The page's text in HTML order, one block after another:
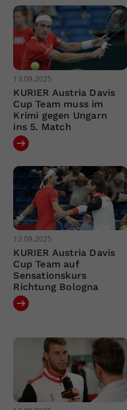
13.09.2025
KURIER Austria Davis
Cup Team muss im
Krimi gegen Ungarn
ins 5. Match
12.09.2025
KURIER Austria Davis
Cup Team auf
Sensationskurs
Richtung Bologna